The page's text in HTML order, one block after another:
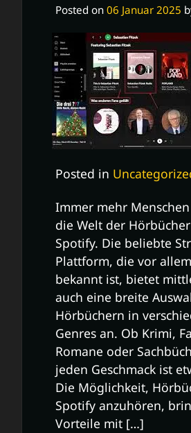
Posted on 06 Januar 2025
Posted in
Immer mehr
die Welt der
Spotify. Die beliebte
Plattform, die vor
bekannt ist, bietet
auch eine breite
Hörbüchern in
Genres an. Ob Krimi,
Romane oder
jeden Geschmack ist
Die Möglichkeit,
Spotify anzuhören,
Vorteile mit […]